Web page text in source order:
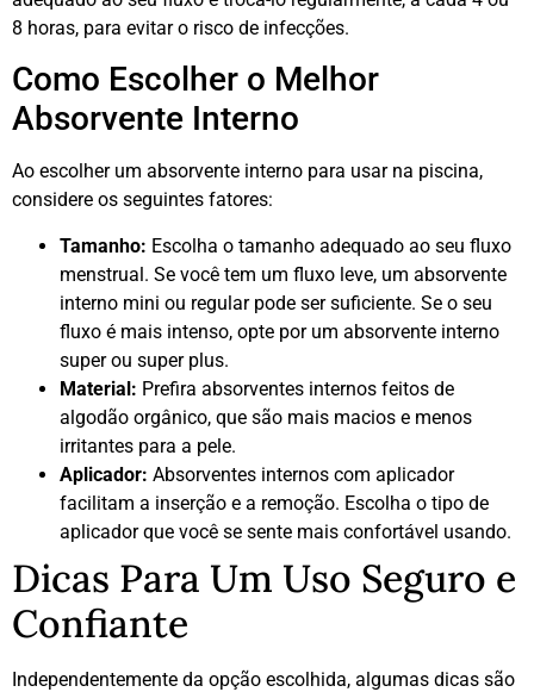
8 horas, para evitar o risco de infecções.
Como Escolher o Melhor
Absorvente Interno
Ao escolher um absorvente interno para usar na piscina,
considere os seguintes fatores:
Tamanho: Escolha o tamanho adequado ao seu fluxo
menstrual. Se você tem um fluxo leve, um absorvente
interno mini ou regular pode ser suficiente. Se o seu
fluxo é mais intenso, opte por um absorvente interno
super ou super plus.
Material: Prefira absorventes internos feitos de
algodão orgânico, que são mais macios e menos
irritantes para a pele.
Aplicador: Absorventes internos com aplicador
facilitam a inserção e a remoção. Escolha o tipo de
aplicador que você se sente mais confortável usando.
Dicas Para Um Uso Seguro e
Confiante
Independentemente da opção escolhida, algumas dicas são